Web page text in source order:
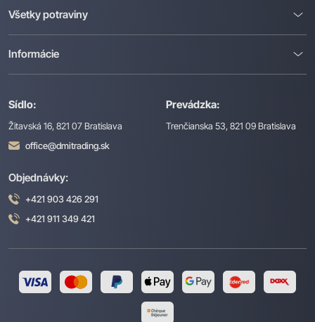
Sídlo:
Žitavská 16, 821 07 Bratislava
office@dmitrading.sk
Prevádzka:
Trenčianska 53, 821 09 Bratislava
Všetky potraviny
Informácie
Objednávky:
+421 903 426 291
+421 911 349 421